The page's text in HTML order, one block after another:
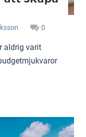
0
aldrig varit